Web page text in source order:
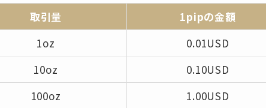
取引量
1pipの金額
1oz
0.01USD
10oz
0.10USD
100oz 1.00USD